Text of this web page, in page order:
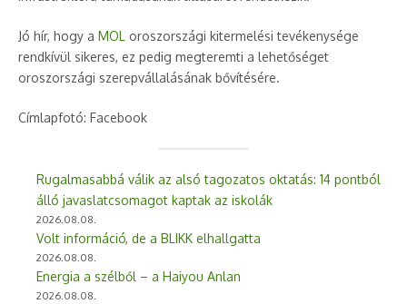
Jó hír, hogy a MOL oroszországi kitermelési tevékenysége
rendkívül sikeres, ez pedig megteremti a lehetőséget
oroszországi szerepvállalásának bővítésére.
Címlapfotó: Facebook
Rugalmasabbá válik az alsó tagozatos oktatás: 14 pontból
álló javaslatcsomagot kaptak az iskolák
2026.08.08.
Volt információ, de a BLIKK elhallgatta
2026.08.08.
Energia a szélből – a Haiyou Anlan
2026.08.08.